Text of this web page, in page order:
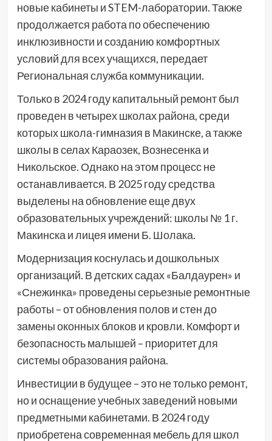
новые кабинеты и STEM-лаборатории. Также
продолжается работа по обеспечению
инклюзивности и созданию комфортных
условий для всех учащихся, передает
Региональная служба коммуникации.
Только в 2024 году капитальный ремонт был
проведен в четырех школах района, среди
которых школа-гимназия в Макинске, а также
школы в селах Караозек, Вознесенка и
Никольское. Однако на этом процесс не
останавливается. В 2025 году средства
выделены на обновление еще двух
образовательных учреждений: школы № 1 г.
Макинска и лицея имени Б. Шолака.
Модернизация коснулась и дошкольных
организаций. В детских садах «Балдаурен» и
«Снежинка» проведены серьезные ремонтные
работы – от обновления полов и стен до
замены оконных блоков и кровли. Комфорт и
безопасность малышей – приоритет для
системы образования района.
Инвестиции в будущее – это не только ремонт,
но и оснащение учебных заведений новыми
предметными кабинетами. В 2024 году
приобретена современная мебель для школ